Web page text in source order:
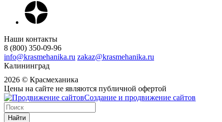
Наши контакты
8 (800) 350-09-96
info@krasmehanika.ru zakaz@krasmehanika.ru
Калининград
2026 © Красмеханика
Цены на сайте не являются публичной офертой
Создание и продвижение сайтов
Найти